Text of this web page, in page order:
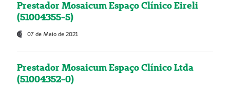
Prestador Mosaicum Espaço Clínico Eireli
(51004355-5)
07 de Maio de 2021
Prestador Mosaicum Espaço Clínico Ltda
(51004352-0)